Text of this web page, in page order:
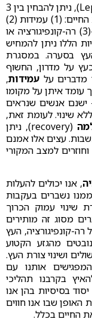
לפי לפור ורבנסון (Lepore & Revenson, 2006), ניתן להבחין בין 3
מסלולי חוסן עיקריים בהתמודדות עם סערות החיים: (1) עמידות (2)
החלמה (שאפשר לכנותה גם התאוששות), ו-(3) רה-קונפיגורציה או
את ההבחנה בין 3 האופציות הללו ניתן להמחיש
בסערה. במסגרת
על מדרון, החשוף
מדברים על עמידות,
עומד איתן על מקומו
ישנם אנשים שנראים
שינוי. לעומת זאת,
(recovery), ניתן
עצים אלו אמנם
למצב המקורי
, אנו יכולים להעלות
נשברים בעקבות
עמוק הכרוך
מסוג זה מותירים
קונפיגורציה, העץ
מהגזע הקטוע
ושינוי צורת העץ.
אותנו עם
בקרבנו תהליכי
בסיסיות בהן אנו
האופן שבו אנו חווים
החיים בכלל.